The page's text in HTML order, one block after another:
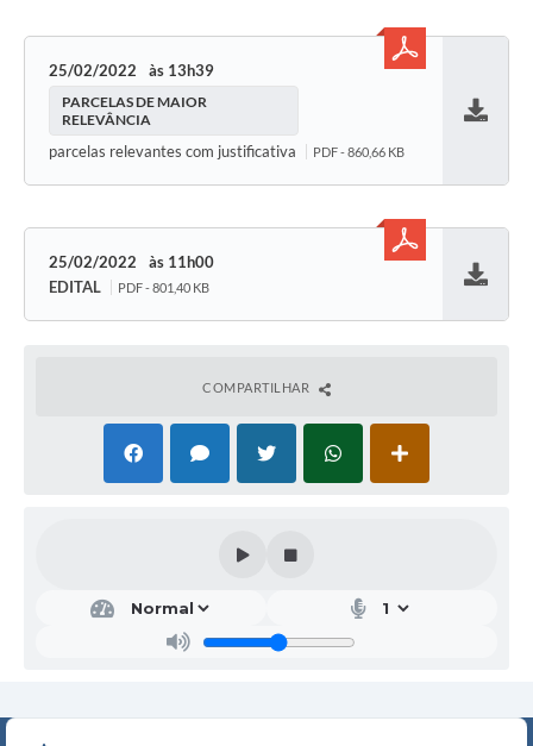
25/02/2022 13h39
PARCELAS DE MAIOR
RELEVÂNCIA
parcelas relevantes com justificativa PDF - 860,66 KB
25/02/2022
11h00
EDITAL
PDF - 801,40 KB
COMPARTILHAR